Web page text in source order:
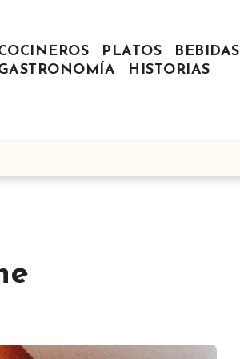
PLATOS
BEBIDAS
HISTORIAS